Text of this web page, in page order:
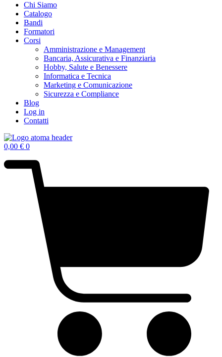
Chi Siamo
Catalogo
Bandi
Formatori
Corsi
Amministrazione e Management
Bancaria, Assicurativa e Finanziaria
Hobby, Salute e Benessere
Informatica e Tecnica
Marketing e Comunicazione
Sicurezza e Compliance
Blog
Log in
Contatti
0,00 € 0